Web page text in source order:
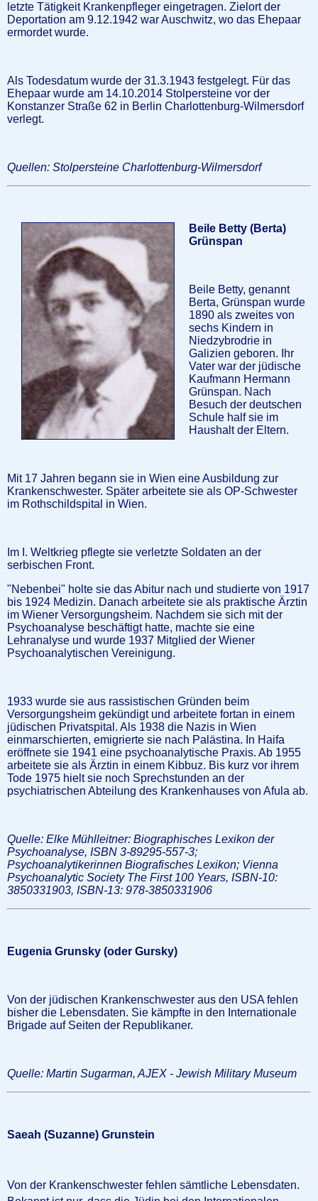
letzte Tätigkeit Krankenpfleger eingetragen. Zielort der
Deportation am 9.12.1942 war Auschwitz, wo das Ehepaar
ermordet wurde.
Als Todesdatum wurde der 31.3.1943 festgelegt. Für das
Ehepaar wurde am 14.10.2014 Stolpersteine vor der
Konstanzer Straße 62 in Berlin Charlottenburg-Wilmersdorf
verlegt.
Quellen: Stolpersteine Charlottenburg-Wilmersdorf
Beile Betty (Berta)
Grünspan
Beile Betty, genannt
Berta, Grünspan wurde
1890 als zweites von
sechs Kindern in
Niedzybrodrie in
Galizien geboren. Ihr
Vater war der jüdische
Kaufmann Hermann
Grünspan. Nach
Besuch der deutschen
Schule half sie im
Haushalt der Eltern.
Mit 17 Jahren begann sie in Wien eine Ausbildung zur
Krankenschwester. Später arbeitete sie als OP-Schwester
im Rothschildspital in Wien.
Im I. Weltkrieg pflegte sie verletzte Soldaten an der
serbischen Front.
"Nebenbei" holte sie das Abitur nach und studierte von 1917
bis 1924 Medizin. Danach arbeitete sie als praktische Ärztin
im Wiener Versorgungsheim. Nachdem sie sich mit der
Psychoanalyse beschäftigt hatte, machte sie eine
Lehranalyse und wurde 1937 Mitglied der Wiener
Psychoanalytischen Vereinigung.
1933 wurde sie aus rassistischen Gründen beim
Versorgungsheim gekündigt und arbeitete fortan in einem
jüdischen Privatspital. Als 1938 die Nazis in Wien
einmarschierten, emigrierte sie nach Palästina. In Haifa
eröffnete sie 1941 eine psychoanalytische Praxis. Ab 1955
arbeitete sie als Ärztin in einem Kibbuz. Bis kurz vor ihrem
Tode 1975 hielt sie noch Sprechstunden an der
psychiatrischen Abteilung des Krankenhauses von Afula ab.
Quelle: Elke Mühlleitner: Biographisches Lexikon der
Psychoanalyse, ISBN 3-89295-557-3;
Psychoanalytikerinnen Biografisches Lexikon; Vienna
Psychoanalytic Society The First 100 Years, ISBN-10:
3850331903, ISBN-13: 978-3850331906
Eugenia Grunsky (oder Gursky)
Von der jüdischen Krankenschwester aus den USA fehlen
bisher die Lebensdaten. Sie kämpfte in den Internationale
Brigade auf Seiten der Republikaner.
Quelle: Martin Sugarman, AJEX - Jewish Military Museum
Saeah (Suzanne) Grunstein
Von der Krankenschwester fehlen sämtliche Lebensdaten.